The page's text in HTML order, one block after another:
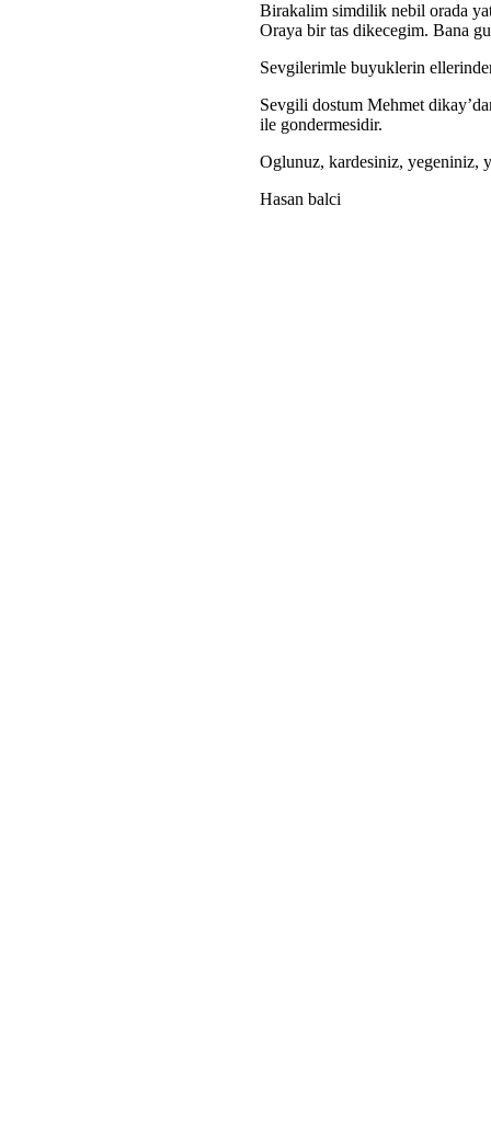
Birakalim simdilik nebil orada
Oraya bir tas dikecegim. Bana
Sevgilerimle buyuklerin
Sevgili dostum Mehmet
ile gondermesidir.
Oglunuz, kardesiniz, yegeniniz,
Hasan balci